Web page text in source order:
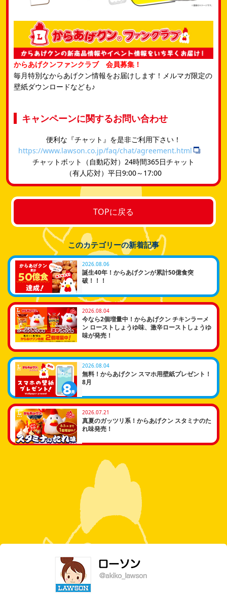
からあげクンファンクラブ 会員募集！
毎月特別なからあげクン情報をお届けします！メルマガ限定の
壁紙ダウンロードなども♪
キャンペーンに関するお問い合わせ
便利な『チャット』を是非ご利用下さい！
https://www.lawson.co.jp/faq/chat/agreement.html
チャットボット（自動応対）24時間365日チャット
​（有人応対）平日9:00～17:00
TOPに戻る
このカテゴリーの新着記事
2026.08.06
誕生40年！からあげクンが累計50億食突
破！！！
2026.08.04
今なら2個増量中！からあげクン チキンラーメ
ン ローストしょうゆ味、激辛ローストしょうゆ
味が発売！
2026.08.04
無料！からあげクン スマホ用壁紙プレゼント！
8月
2026.07.21
真夏のガッツリ系！からあげクン スタミナのた
れ味発売！